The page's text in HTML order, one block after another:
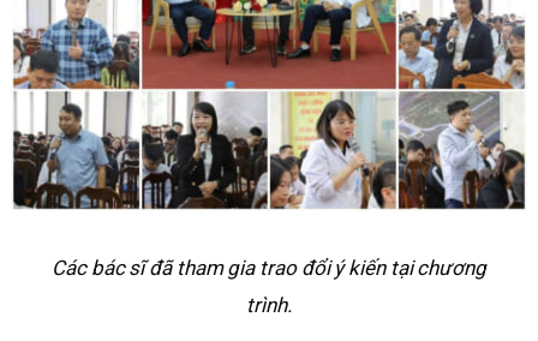
Các bác sĩ đã tham gia trao đổi ý kiến tại chương
trình.